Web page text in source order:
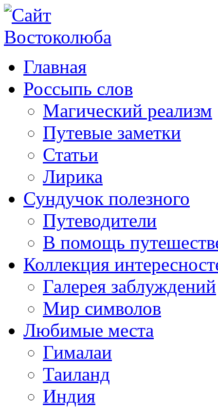
Главная
Россыпь слов
Магический реализм
Путевые заметки
Статьи
Лирика
Сундучок полезного
Путеводители
В помощь
Коллекция
Галерея заблуждений
Мир символов
Любимые места
Гималаи
Таиланд
Индия